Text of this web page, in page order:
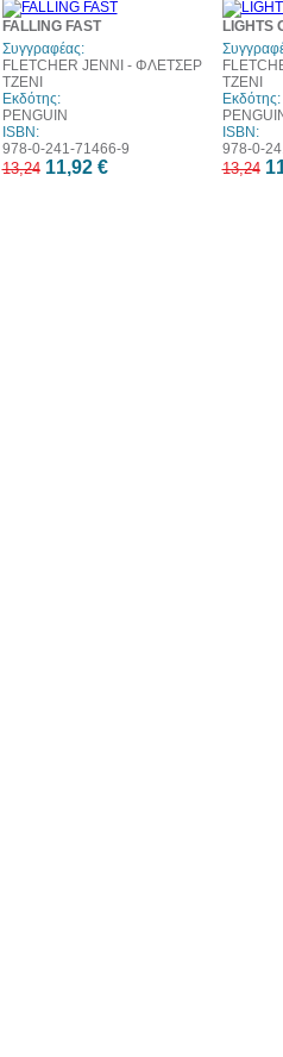
FALLING FAST
Συγγραφέας:
FLETCHER JENNI - ΦΛΕΤΣΕΡ
ΤΖΕΝΙ
Εκδότης:
PENGUIN
ISBN:
978-0-241-71466-9
13,24 11,92 €
LIGHTS
ΤΖΕΝΙ
Εκδότης:
ISBN:
978-0-
13,24